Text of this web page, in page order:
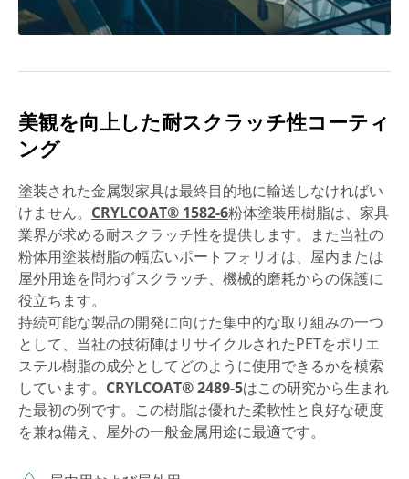
美観を向上した耐スクラッチ性コーティ
ング
塗装された金属製家具は最終目的地に輸送しなければい
けません。 CRYLCOAT® 1582-6粉体塗装用樹脂は、家具
業界が求める耐スクラッチ性を提供します。また当社の
粉体用塗装樹脂の幅広いポートフォリオは、屋内または
屋外用途を問わずスクラッチ、機械的磨耗からの保護に
役立ちます。
持続可能な製品の開発に向けた集中的な取り組みの一つ
として、当社の技術陣はリサイクルされたPETをポリエ
ステル樹脂の成分としてどのように使用できるかを模索
しています。 CRYLCOAT® 2489-5はこの研究から生まれ
た最初の例です。この樹脂は優れた柔軟性と良好な硬度
を兼ね備え、屋外の一般金属用途に最適です。